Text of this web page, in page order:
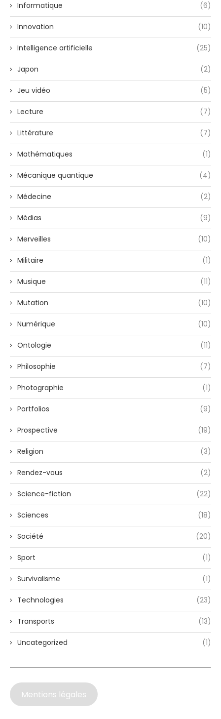
Informatique (6)
Innovation (10)
Intelligence artificielle (25)
Japon (2)
Jeu vidéo (5)
Lecture (7)
Littérature (7)
Mathématiques (1)
Mécanique quantique (4)
Médecine (2)
Médias (9)
Merveilles (10)
Militaire (1)
Musique (11)
Mutation (10)
Numérique (10)
Ontologie (11)
Philosophie (7)
Photographie (1)
Portfolios (9)
Prospective (19)
Religion (3)
Rendez-vous (2)
Science-fiction (22)
Sciences (18)
Société (20)
Sport (1)
Survivalisme (1)
Technologies (23)
Transports (13)
Uncategorized (1)
Mentions légales